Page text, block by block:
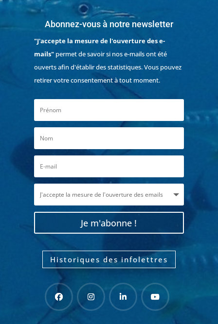
Abonnez-vous à notre newsletter
"J'accepte la mesure de l'ouverture des e-
mails"permet de savoir si nos e-mails ont été
ouverts afin d'établir des statistiques. Vous pouvez
retirer votre consentement à tout moment.
Je m'abonne !
Historiques des infolettres